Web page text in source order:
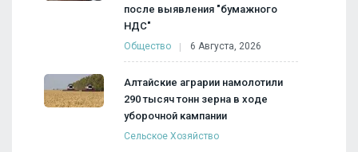
после выявления "бумажного
НДС"
Общество 6 Августа, 2026
Алтайские аграрии намолотили
290 тысяч тонн зерна в ходе
уборочной кампании
Сельское Хозяйство